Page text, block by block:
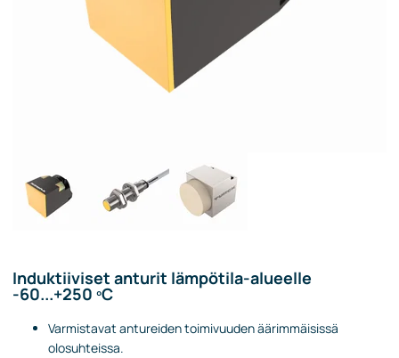
Induktiiviset anturit lämpötila-alueelle
-60...+250 ºC
Varmistavat antureiden toimivuuden äärimmäisissä
olosuhteissa.